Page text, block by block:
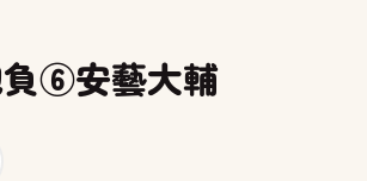
⑥安藝大輔